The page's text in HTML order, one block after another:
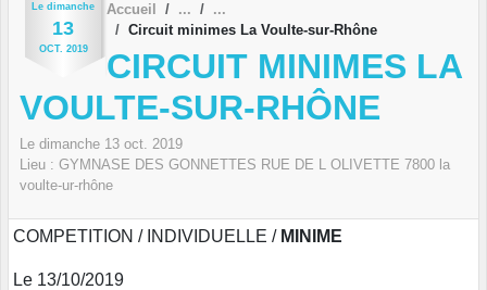
Le dimanche
13
OCT. 2019
Accueil
Circuit minimes La Voulte-sur-Rhône
CIRCUIT MINIMES LA
VOULTE-SUR-RHÔNE
Le dimanche 13 oct. 2019
Lieu : GYMNASE DES GONNETTES RUE DE L OLIVETTE 7800 la
voulte-ur-rhône
COMPETITION / INDIVIDUELLE / MINIME
Le 13/10/2019